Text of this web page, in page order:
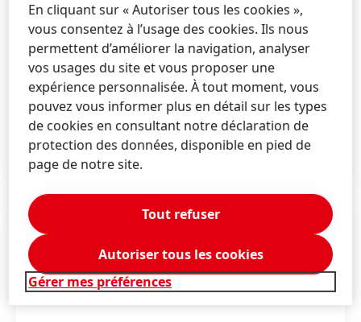
Economiser l’eau et lutter contre le
changement climatique
EN SAVOIR PLUS
En cliquant sur « Autoriser tous les cookies »,
vous consentez à l’usage des cookies. Ils nous
permettent d’améliorer la navigation, analyser
vos usages du site et vous proposer une
expérience personnalisée. À tout moment, vous
pouvez vous informer plus en détail sur les types
de cookies en consultant notre déclaration de
protection des données, disponible en pied de
page de notre site.
Gérer mes préférences
Tout refuser
Autoriser tous les cookies